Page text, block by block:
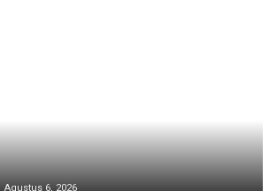
Agustus 6, 2026